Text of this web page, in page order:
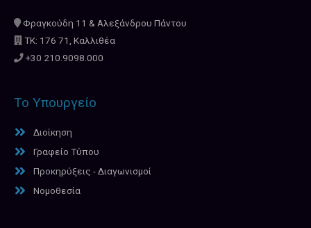
Φραγκούδη 11 & Αλεξάνδρου Πάντου
ΤΚ: 176 71, Καλλιθέα
+30 210.9098.000
Το Υπουργείο
Διοίκηση
Γραφείο Τύπου
Προκηρύξεις - Διαγωνισμοί
Νομοθεσία